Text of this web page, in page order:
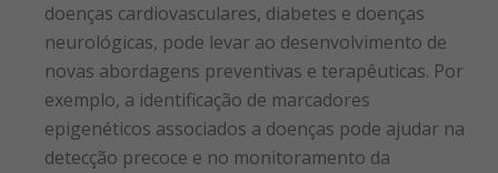
doenças cardiovasculares, diabetes e doenças
neurológicas, pode levar ao desenvolvimento de
novas abordagens preventivas e terapêuticas. Por
exemplo, a identificação de marcadores
epigenéticos associados a doenças pode ajudar na
detecção precoce e no monitoramento da